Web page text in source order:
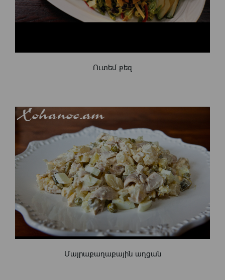
Ուտեմ քեզ
Մայրաքաղաքային աղցան